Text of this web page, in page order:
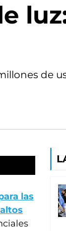
de
las